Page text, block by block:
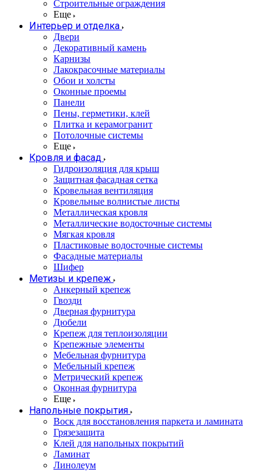
Строительные ограждения
Еще
Интерьер и отделка
Двери
Декоративный камень
Карнизы
Лакокрасочные материалы
Обои и холсты
Оконные проемы
Панели
Пены, герметики, клей
Плитка и керамогранит
Потолочные системы
Еще
Кровля и фасад
Гидроизоляция для крыш
Защитная фасадная сетка
Кровельная вентиляция
Кровельные волнистые листы
Металлическая кровля
Металлические водосточные системы
Мягкая кровля
Пластиковые водосточные системы
Фасадные материалы
Шифер
Метизы и крепеж
Анкерный крепеж
Гвозди
Дверная фурнитура
Дюбели
Крепеж для теплоизоляции
Крепежные элементы
Мебельная фурнитура
Мебельный крепеж
Метрический крепеж
Оконная фурнитура
Еще
Напольные покрытия
Воск для восстановления паркета и ламината
Грязезащита
Клей для напольных покрытий
Ламинат
Линолеум